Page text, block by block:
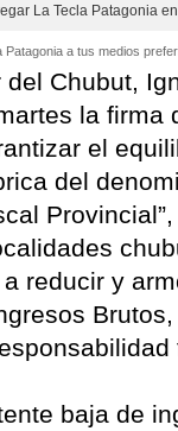
La Tecla Patagonia
Patagonia a tus medios
Chubut,
la firma
el
del
reducir y
baja de